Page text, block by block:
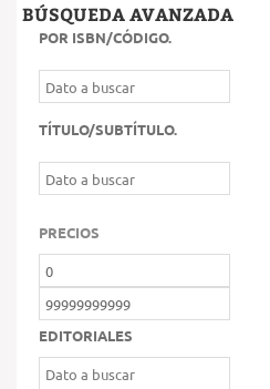
BÚSQUEDA AVANZADA
POR ISBN/CÓDIGO.
TÍTULO/SUBTÍTULO.
PRECIOS
EDITORIALES